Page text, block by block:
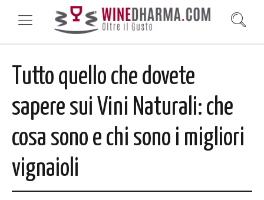
Tutto quello che dovete
sapere sui Vini Naturali: che
cosa sono e chi sono i migliori
vignaioli